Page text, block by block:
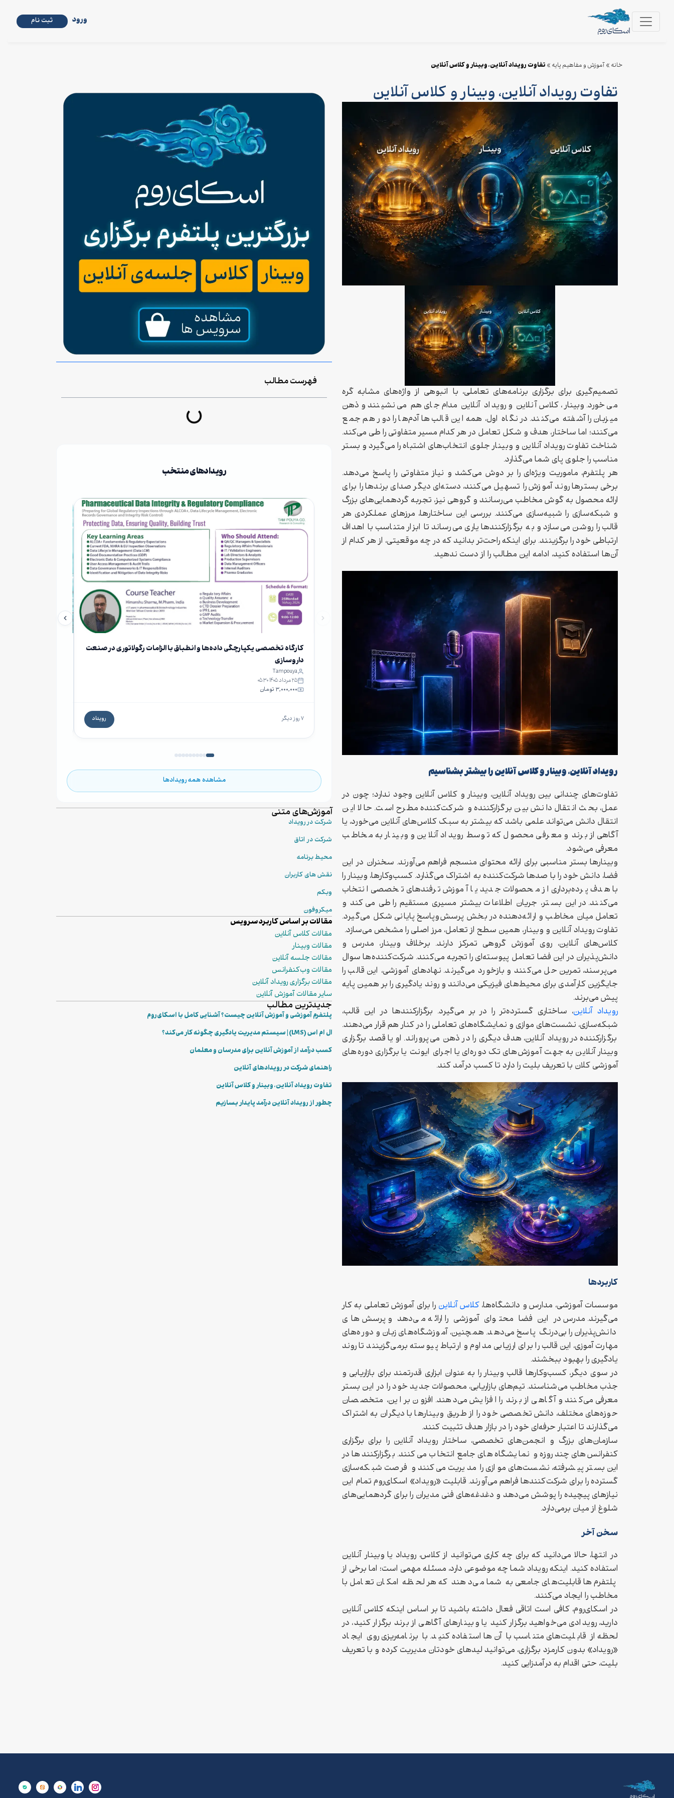
ورود ثبت نام
خانه » آموزش و مفاهیم پایه » تفاوت رویداد آنلاین، وبینار و کلاس آنلاین
تفاوت رویداد آنلاین، وبینار و کلاس آنلاین
تصمیم‌گیری برای برگزاری برنامه‌های تعاملی، با انبوهی از واژه‌های مشابه گره
می‌خورد. وبینار، کلاس آنلاین و رویداد آنلاین مدام جای هم می‌نشینند و ذهن
میزبان را آشفته می‌کنند. در نگاه اول، همه این قالب‌ها آدم‌ها را دور هم جمع
می‌کنند؛ اما ساختار، هدف و شکل تعامل در هر کدام مسیر متفاوتی را طی می‌کند.
شناخت تفاوت رویداد آنلاین و وبینار جلوی انتخاب‌های اشتباه را می‌گیرد و بستر
مناسب را جلوی پای شما می‌گذارد.
هر پلتفرم، ماموریت ویژه‌ای را بر دوش می‌کشد و نیاز متفاوتی را پاسخ می‌دهد.
برخی بسترها روند آموزش را تسهیل می‌کنند، دسته‌ای دیگر صدای برندها را برای
ارائه محصول به گوش مخاطب می‌رسانند و گروهی نیز، تجربه گردهمایی‌های بزرگ
و شبکه‌سازی را شبیه‌سازی می‌کنند. بررسی این ساختارها، مرزهای عملکردی هر
قالب را روشن می‌سازد و به برگزارکنندها یاری می‌رساند تا ابزار متناسب با اهداف
ارتباطی خود را برگزینند. برای اینکه راحت‌تر بدانید که در چه موقعیتی، از هر کدام از
آن‌ها استفاده کنید، ادامه این مطالب را از دست ندهید.
رویداد آنلاین، وبینار و کلاس آنلاین را بیشتر بشناسیم
تفاوت‌های چندانی بین رویداد آنلاین، وبینار و کلاس آنلاین وجود ندارد؛ چون در
عمل، بحث انتقال دانش بین برگزارکننده و شرکت‌کننده مطرح است. حالا این
انتقال دانش می‌تواند علمی باشد که بیشتر به سبک کلاس‌های آنلاین می‌خورد، یا
آگاهی از برند و معرفی محصول که توسط رویداد آنلاین و وبینار به مخاطب
معرفی می‌شود.
وبینارها بستر مناسبی برای ارائه محتوای منسجم فراهم می‌آورند. سخنران در این
فضا، دانش خود را با صدها شرکت‌کننده به اشتراک می‌گذارد. کسب‌وکارها، وبینار را
با هدف پرده‌برداری از محصولات جدید یا آموزش ترفندهای تخصصی انتخاب
می‌کنند. در این بستر، جریان اطلاعات بیشتر مسیری مستقیم را طی می‌کند و
تعامل میان مخاطب و ارائه‌دهنده در بخش پرسش‌وپاسخ پایانی شکل می‌گیرد.
تفاوت رویداد آنلاین و وبینار، همین سطح از تعامل، مرز اصلی را مشخص می‌سازد.
کلاس‌های آنلاین، روی آموزش گروهی تمرکز دارند. برخلاف وبینار، مدرس و
دانش‌پذیران در این فضا تعامل پیوسته‌ای را تجربه می‌کنند. شرکت‌کننده‌ها سوال
می‌پرسند، تمرین حل می‌کنند و بازخورد می‌گیرند. نهادهای آموزشی، این قالب را
جایگزین کارآمدی برای محیط‌های فیزیکی می‌دانند و روند یادگیری را بر همین پایه
پیش می‌برند.
رویداد آنلاین، ساختاری گسترده‌تر را در بر می‌گیرد. برگزارکنندها در این قالب،
شبکه‌سازی، نشست‌های موازی و نمایشگاه‌های تعاملی را در کنار هم قرار می‌دهند.
برگزارکننده در رویداد آنلاین، هدف دیگری را در ذهن می‌پروراند. او یا قصد برگزاری
وبینار آنلاین به جهت آموزش‌های تک دوره‌ای یا اجرای ایونت یا برگزاری دوره‌های
آموزشی کلان با تعریف بلیت را دارد تا کسب درآمد کند.
کاربردها
موسسات آموزشی، مدارس و دانشگاه‌ها،کلاس‌ آنلاین را برای آموزش تعاملی به کار
می‌گیرند. مدرس در این فضا محتوای آموزشی را ارائه می‌دهد و پرسش‌های
دانش‌پذیران را بی‌درنگ پاسخ می‌دهد. همچنین، آموزشگاه‌های زبان و دوره‌های
مهارت‌آموزی، این قالب را برای ارزیابی مداوم و ارتباط پیوسته برمی‌گزینند تا روند
یادگیری را بهبود ببخشند.
در سوی دیگر، کسب‌وکارها قالب وبینار را به عنوان ابزاری قدرتمند برای بازاریابی و
جذب مخاطب می‌شناسند. تیم‌های بازاریابی، محصولات جدید خود را در این بستر
معرفی می‌کنند و آگاهی از برند را افزایش می‌دهند. افزون بر این، متخصصان
حوزه‌های مختلف، دانش تخصصی خود را از طریق وبینارها با دیگران به اشتراک
می‌گذارند تا اعتبار حرفه‌ای خود را در بازار هدف تثبیت کنند.
سازمان‌های بزرگ و انجمن‌های تخصصی، ساختار رویداد آنلاین را برای برگزاری
کنفرانس‌های چند روزه و نمایشگاه‌های جامع انتخاب می‌کنند. برگزارکنندها در
این بستر پیشرفته، نشست‌های موازی را مدیریت می‌کنند و فرصت شبکه‌سازی
گسترده را برای شرکت‌کنندها فراهم می‌آورند. قابلیت «رویداد» اسکای‌روم تمام این
نیازهای پیچیده را پوشش می‌دهد و دغدغه‌های فنی مدیران را برای گردهمایی‌های
شلوغ از میان برمی‌دارد.
سخن آخر
در انتها، حالا می‌دانید که برای چه کاری می‌توانید از کلاس، رویداد یا وبینار آنلاین
استفاده کنید. اینکه رویداد شما چه موضوعی دارد، مسئله مهمی است؛ اما برخی از
پلتفرم‌ها قابلیت‌های جامعی به شما می‌دهند که هر لحظه امکان تعامل با
مخاطب را ایجاد می‌کنند.
در اسکای‌روم، کافی است اتاقی فعال داشته باشید تا بر اساس اینکه کلاس آنلاین
دارید، رویدادی می‌خواهید برگزار کنید یا وبینارهای آگاهی از برند برگزار کنید، در
لحظه از قابلیت‌های متناسب با آن‌ها استفاده کنید. با برنامه‌ریزی روی ایجاد
«رویداد» بدون کارمزد برگزاری، می‌توانید لیدهای خودتان مدیریت کرده و با تعریف
بلیت، حتی اقدام به درآمدزایی کنید.
فهرست مطالب
رویدادهای منتخب
کارگاه تخصصی یکپارچگی داده‌ها و انطباق با الزامات رگولاتوری در صنعت
داروسازی
Tampouya
۲۵ مرداد ۱۴۰۵ ۰۵:۳۰
۳,۰۰۰,۰۰۰ تومان
۷ روز دیگر رویداد
مشاهده همه رویدادها
آموزش‌های متنی
شرکت در رویداد
شرکت در اتاق
محیط برنامه
نقش های کاربران
وبکم
میکروفون
مقالات بر اساس کاربرد سرویس
مقالات کلاس آنلاین
مقالات وبینار
مقالات جلسه آنلاین
مقالات وب‌کنفرانس
مقالات برگزاری رویداد آنلاین
سایر مقالات آموزش آنلاین
جدیدترین مطالب
پلتفرم آموزشی و آموزش آنلاین چیست؟ آشنایی کامل با اسکای‌روم
ال ام اس (LMS) | سیستم مدیریت یادگیری چگونه کار می‌کند؟
کسب درآمد از آموزش آنلاین برای مدرسان و معلمان
راهنمای شرکت در رویدادهای آنلاین
تفاوت رویداد آنلاین، وبینار و کلاس آنلاین
چطور از رویداد آنلاین درآمد پایدار بسازیم